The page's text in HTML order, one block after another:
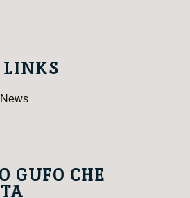
GUFO CHE